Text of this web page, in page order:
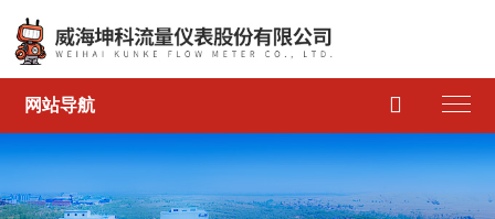
网站导航 